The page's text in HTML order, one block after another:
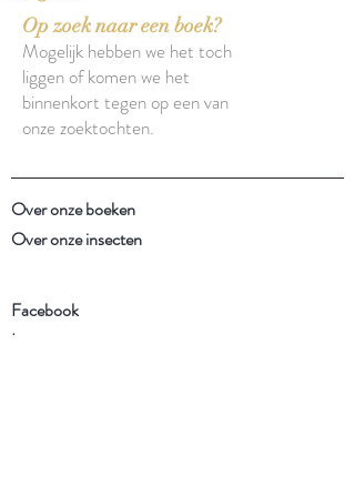
Op zoek naar een boek?
Mogelijk hebben we het toch
liggen of komen we het
binnenkort tegen op een van
onze zoektochten.
Over onze boeken
Over onze insecten
Facebook
Instagram